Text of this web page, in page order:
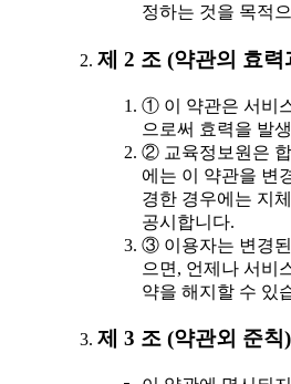
정하는 것을 목적
제 2 조 (약관의 효력
① 이 약관은 서비
으로써 효력을 발
② 교육정보원은
에는 이 약관을 변
경한 경우에는 지
공시합니다.
③ 이용자는 변경
으면, 언제나 서비
약을 해지할 수 있
제 3 조 (약관외 준칙)